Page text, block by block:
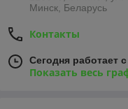
Минск, Беларусь
Контакты
Сегодня работает
Показать весь